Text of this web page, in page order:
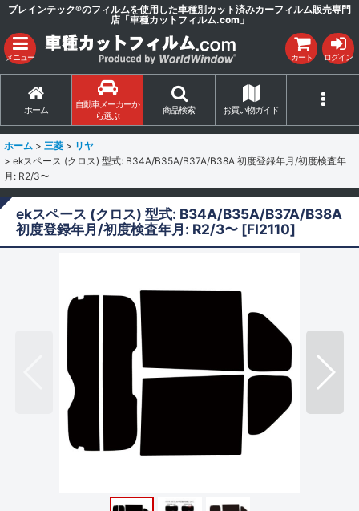
ブレインテック®のフィルムを使用した車種別カット済みカーフィルム販売専門
店「車種カットフィルム.com」
メニュー カート ログイン
ホーム
自動車メーカーか
ら選ぶ
商品検索 お買い物ガイド
ホーム > 三菱 > リヤ
> ekスペース (クロス) 型式: B34A/B35A/B37A/B38A 初度登録年月/初度検査年
月: R2/3〜
ekスペース (クロス) 型式: B34A/B35A/B37A/B38A
初度登録年月/初度検査年月: R2/3〜 [FI2110]